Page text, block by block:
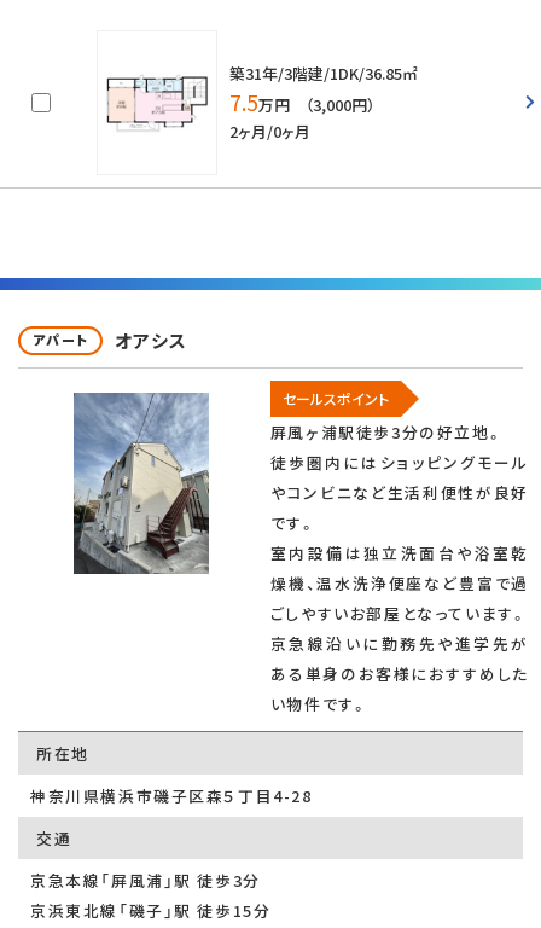
築31年/3階建/1DK/36.85㎡
7.5万円 （3,000円）
2ヶ月/0ヶ月
アパート オアシス
セールスポイント
屛風ヶ浦駅徒歩3分の好立地。
徒歩圏内にはショッピングモール
やコンビニなど生活利便性が良好
です。
室内設備は独立洗面台や浴室乾
燥機、温水洗浄便座など豊富で過
ごしやすいお部屋となっています。
京急線沿いに勤務先や進学先が
ある単身のお客様におすすめした
い物件です。
所在地
神奈川県横浜市磯子区森５丁目4-28
交通
京急本線「屏風浦」駅 徒歩3分
京浜東北線「磯子」駅 徒歩15分